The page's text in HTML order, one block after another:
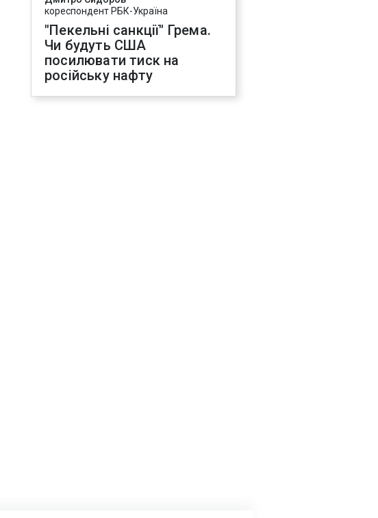
кореспондент РБК-Україна
"Пекельні санкції" Грема.
Чи будуть США
посилювати тиск на
російську нафту